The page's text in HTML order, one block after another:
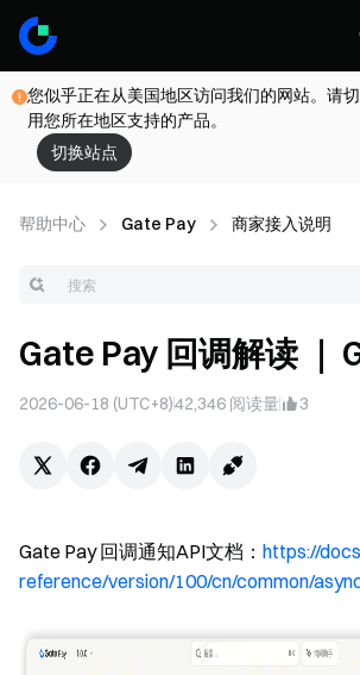
您似乎正在从美国地区访问我们的网站。请
用您所在地区支持的产品。
切换站点
帮助中心 Gate Pay 商家接入说明
Gate Pay 回调解读 ｜
2026-06-18 (UTC+8)42,346 阅读量 3
Gate Pay 回调通知API文档： https://
reference/version/100/cn/common/